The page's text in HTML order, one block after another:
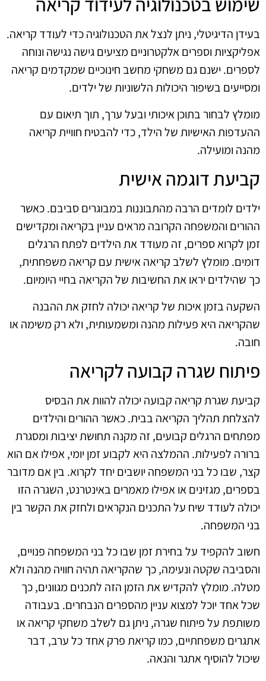
בעידן הדיגיטלי, ניתן לנצל את הטכנולוגיה כדי לעודד קריאה.
אפליקציות וספרים אלקטרוניים מציעים גישה נגישה ונוחה
לספרים. ישנם גם משחקי מחשב חינוכיים שמקדמים קריאה
ומסייעים בשיפור היכולות הלשוניות של ילדים.
מומלץ לבחור בתוכן איכותי ובעל ערך, תוך תיאום עם
ההעדפות האישיות של הילד, כדי להבטיח חוויית קריאה
מהנה ומועילה.
קביעת דוגמה אישית
ילדים לומדים הרבה מהתבוננות במבוגרים סביבם. כאשר
ההורים והמשפחה הקרובה מראים עניין בקריאה ומקדישים
זמן לקרוא ספרים, זה מעודד את הילדים לפתח הרגלים
דומים. מומלץ לשלב קריאה אישית עם קריאה משפחתית,
כך שהילדים יראו את החשיבות של הקריאה בחיי היומיום.
השקעה בזמן איכות של קריאה יכולה לחזק את ההבנה
שהקריאה היא פעילות מהנה ומשמעותית, ולא רק משימה או
חובה.
פיתוח שגרה קבועה לקריאה
קביעת שגרת קריאה קבועה יכולה להוות את הבסיס
להצלחת תהליך הקריאה בבית. כאשר ההורים והילדים
מפתחים הרגלים קבועים, זה מקנה תחושת יציבות ומסגרת
ברורה לפעילות. ההמלצה היא לקבוע זמן יומי, אפילו אם הוא
קצר, שבו כל בני המשפחה יושבים יחד לקרוא. בין אם מדובר
בספרים, מגזינים או אפילו מאמרים באינטרנט, השגרה הזו
יכולה לעודד שיח על התכנים הנקראים ולחזק את הקשר בין
בני המשפחה.
חשוב להקפיד על בחירת זמן שבו כל בני המשפחה פנויים,
והסביבה שקטה ונעימה, כך שהקריאה תהיה חוויה מהנה ולא
מטלה. מומלץ להקדיש את הזמן הזה לתכנים מגוונים, כך
שכל אחד יוכל למצוא עניין מהספרים הנבחרים. בעבודה
משותפת על פיתוח שגרה, ניתן גם לשלב משחקי קריאה או
אתגרים משפחתיים, כמו קריאת פרק אחד כל ערב, דבר
שיכול להוסיף אתגר והנאה.